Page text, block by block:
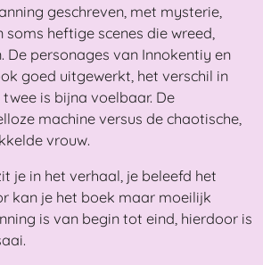
geschreven, met mysterie,
soms heftige scenes die wreed,
De personages van Innokentiy en
goed uitgewerkt, het verschil in
is bijna voelbaar. De
machine versus de chaotische,
vrouw.
je in het verhaal, je beleefd het
kan je het boek maar moeilijk
is van begin tot eind, hierdoor is